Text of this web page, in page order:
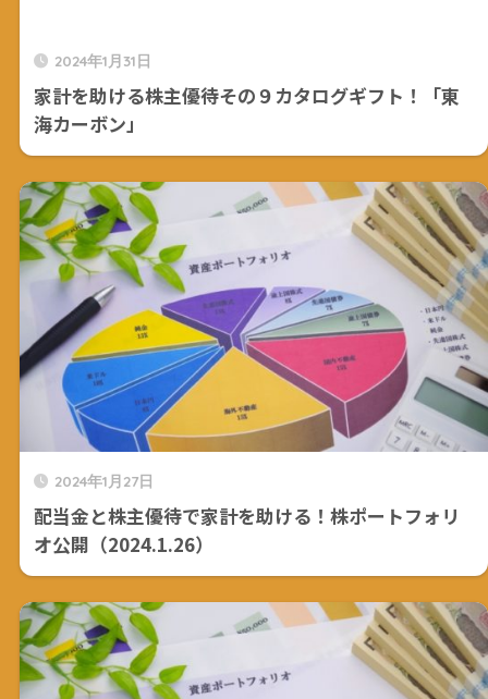
2024年1月31日
家計を助ける株主優待その９カタログギフト！「東
海カーボン」
2024年1月27日
配当金と株主優待で家計を助ける！株ポートフォリ
オ公開（2024.1.26）